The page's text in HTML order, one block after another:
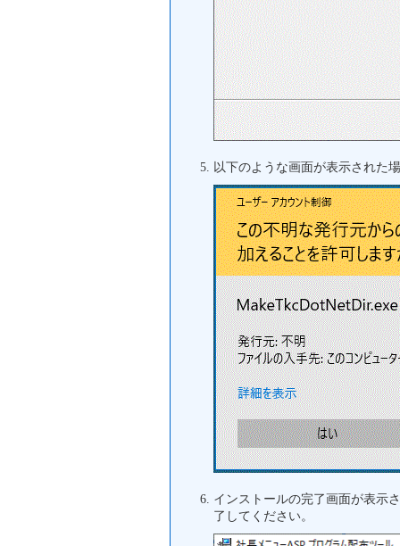
以下のような画面が表示された
インストールの完了画面が表示
了してください。